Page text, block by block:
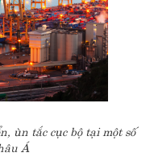
ùn tắc cục bộ tại một số
Á